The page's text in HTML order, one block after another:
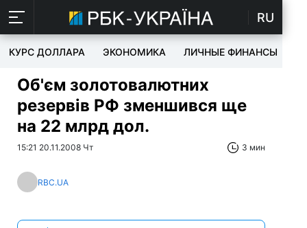
RU
КУРС ДОЛЛАРА ЭКОНОМИКА ЛИЧНЫЕ ФИНАНСЫ
Об'єм золотовалютних
резервів РФ зменшився ще
на 22 млрд дол.
15:21 20.11.2008 Чт 3 мин
RBC.UA